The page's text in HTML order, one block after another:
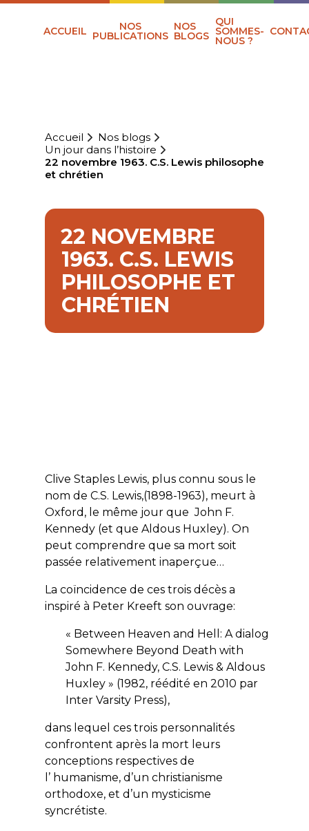
ACCUEIL NOS
PUBLICATIONS
NOS
BLOGS
QUI
SOMMES-
NOUS ?
Accueil
Nos blogs
Un jour dans l’histoire
22 novembre 1963. C.S. Lewis philosophe
et chrétien
22 NOVEMBRE
1963. C.S. LEWIS
PHILOSOPHE ET
CHRÉTIEN
Clive Staples Lewis, plus connu sous le
nom de C.S. Lewis,(1898-1963), meurt à
Oxford, le même jour que John F.
Kennedy (et que Aldous Huxley). On
peut comprendre que sa mort soit
passée relativement inaperçue…
La coïncidence de ces trois décès a
inspiré à Peter Kreeft son ouvrage:
« Between Heaven and Hell: A dialog
Somewhere Beyond Death with
John F. Kennedy, C.S. Lewis & Aldous
Huxley » (1982, réédité en 2010 par
Inter Varsity Press),
dans lequel ces trois personnalités
confrontent après la mort leurs
conceptions respectives de
l’ humanisme, d’un christianisme
orthodoxe, et d’un mysticisme
syncrétiste.